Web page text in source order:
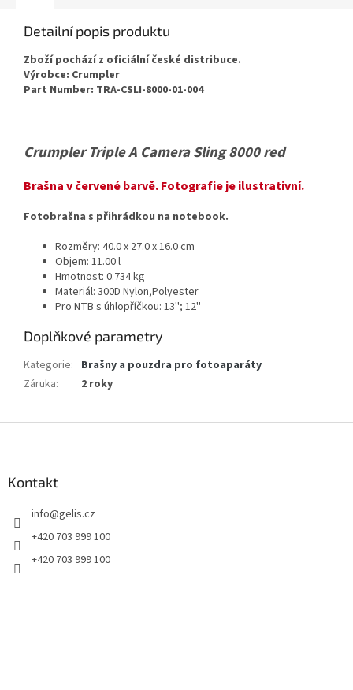
Detailní popis produktu
Zboží pochází z oficiální české distribuce.
Výrobce: Crumpler
Part Number: TRA-CSLI-8000-01-004
Crumpler Triple A Camera Sling 8000 red
Brašna v červené barvě. Fotografie je ilustrativní.
Fotobrašna s přihrádkou na notebook.
Rozměry: 40.0 x 27.0 x 16.0 cm
Objem: 11.00 l
Hmotnost: 0.734 kg
Materiál: 300D Nylon,Polyester
Pro NTB s úhlopříčkou: 13''; 12''
Doplňkové parametry
Kategorie: Brašny a pouzdra pro fotoaparáty
Záruka: 2 roky
Kontakt
info@gelis.cz
+420 703 999 100
+420 703 999 100